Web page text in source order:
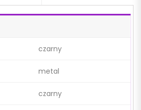
czarny
metal
czarny